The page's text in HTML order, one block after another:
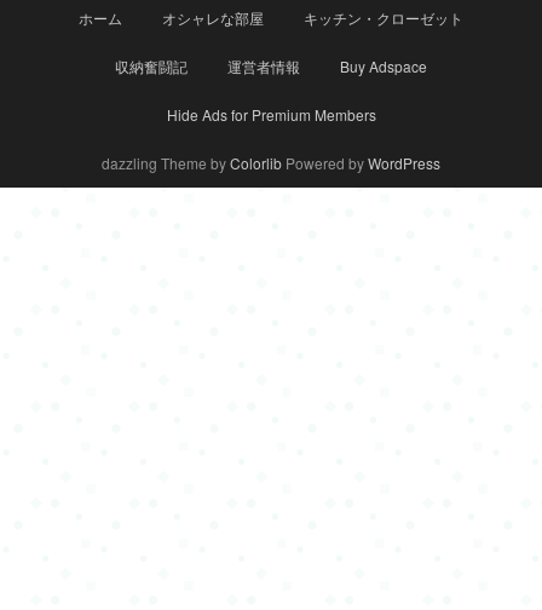
ホーム オシャレな部屋 キッチン・クローゼット
収納奮闘記 運営者情報 Buy Adspace
Hide Ads for Premium Members
dazzling Theme byColorlib Powered byWordPress